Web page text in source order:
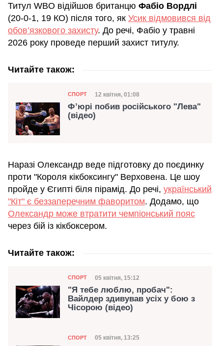
Титул WBO відійшов британцю Фабіо Вордлі
(20-0-1, 19 КО) після того, як Усик відмовився від
обов’язкового захисту. До речі, Фабіо у травні
2026 року проведе перший захист титулу.
Читайте також:
Категорія
СПОРТ Дата публікації
12 квітня, 01:08
Ф’юрі побив російського "Лева"
(відео)
Наразі Олександр веде підготовку до поєдинку
проти "Короля кікбоксингу" Верховена. Це шоу
пройде у Єгипті біля пірамід. До речі, український
"Кіт" є беззаперечним фаворитом. Додамо, що
Олександр може втратити чемпіонський пояс
через бій із кікбоксером.
Читайте також:
Категорія
СПОРТ Дата публікації
05 квітня, 15:12
"Я тебе люблю, пробач":
Вайлдер здивував усіх у бою з
Чісорою (відео)
Категорія
СПОРТ Дата публікації
05 квітня, 13:25